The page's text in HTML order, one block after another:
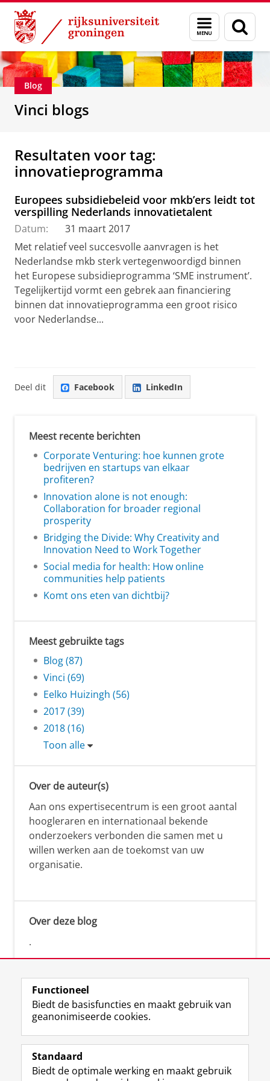
Skip
Content
Skip
Navigation
Menu
en
zoeken
Department of Innovation Management &
Blog
Vinci blogs
Resultaten voor tag:
innovatieprogramma
Europees subsidiebeleid voor mkb’ers leidt tot
verspilling Nederlands innovatietalent
Datum:
31 maart 2017
Met relatief veel succesvolle aanvragen is het
Nederlandse mkb sterk vertegenwoordigd binnen
het Europese subsidieprogramma ‘SME instrument’.
Tegelijkertijd vormt een gebrek aan financiering
binnen dat innovatieprogramma een groot risico
voor Nederlandse...
Deel dit Facebook LinkedIn
Meest recente berichten
Corporate Venturing: hoe kunnen grote
bedrijven en startups van elkaar
profiteren?
Innovation alone is not enough:
Collaboration for broader regional
prosperity
Bridging the Divide: Why Creativity and
Innovation Need to Work Together
Social media for health: How online
communities help patients
Komt ons eten van dichtbij?
Meest gebruikte tags
Blog (87)
Vinci (69)
Eelko Huizingh (56)
2017 (39)
2018 (16)
Toon alle
Over de auteur(s)
Aan ons expertisecentrum is een groot aantal
hoogleraren en internationaal bekende
onderzoekers verbonden die samen met u
willen werken aan de toekomst van uw
organisatie.
Over deze blog
.
Volg de RUG
F
a
e
L
i
k
R
S
-
I
n
t
Y
o
T
Studiekiezers
Functioneel
Biedt de basisfuncties en maakt gebruik van
geanonimiseerde cookies.
Standaard
Biedt de optimale werking en maakt gebruik